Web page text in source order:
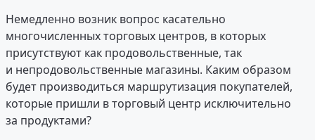
Немедленно возник вопрос касательно
многочисленных торговых центров, в которых
присутствуют как продовольственные, так
и непродовольственные магазины. Каким образом
будет производиться маршрутизация покупателей,
которые пришли в торговый центр исключительно
за продуктами?